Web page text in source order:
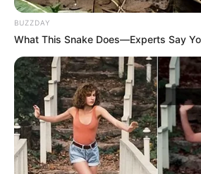
BUZZDAY
What This Snake Does—Experts Say